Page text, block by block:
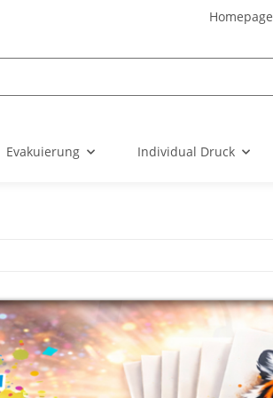
Homepage
Evakuierung Individual Druck